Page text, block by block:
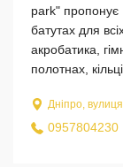
park" пропонує
батутах для
акробатика,
полотнах, кільці
Дніпро,
0957804230